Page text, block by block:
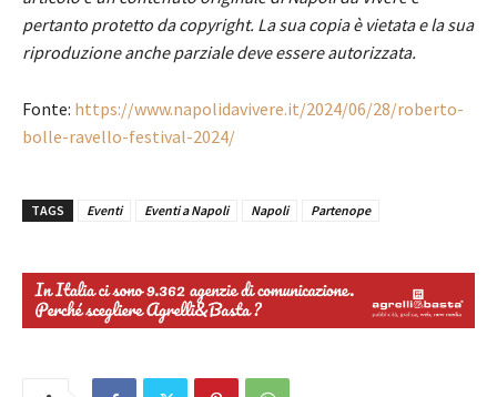
pertanto protetto da copyright. La sua copia è vietata e la sua
riproduzione anche parziale deve essere autorizzata.
Fonte: https://www.napolidavivere.it/2024/06/28/roberto-
bolle-ravello-festival-2024/
TAGS Eventi Eventi a Napoli Napoli Partenope